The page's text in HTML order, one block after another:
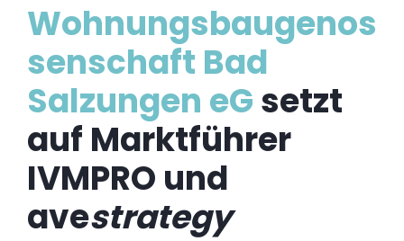
Wohnungsbaugenos
senschaft Bad
Salzungen eGsetzt
auf Marktführer
IVMPRO und
avestrategy